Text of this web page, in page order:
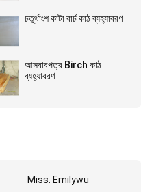
চতুর্থাংশ কাটা বার্চ কাঠ ব্যহ্যাবরণ
আসবাবপত্র Birch কাঠ
ব্যহ্যাবরণ
Miss. Emilywu